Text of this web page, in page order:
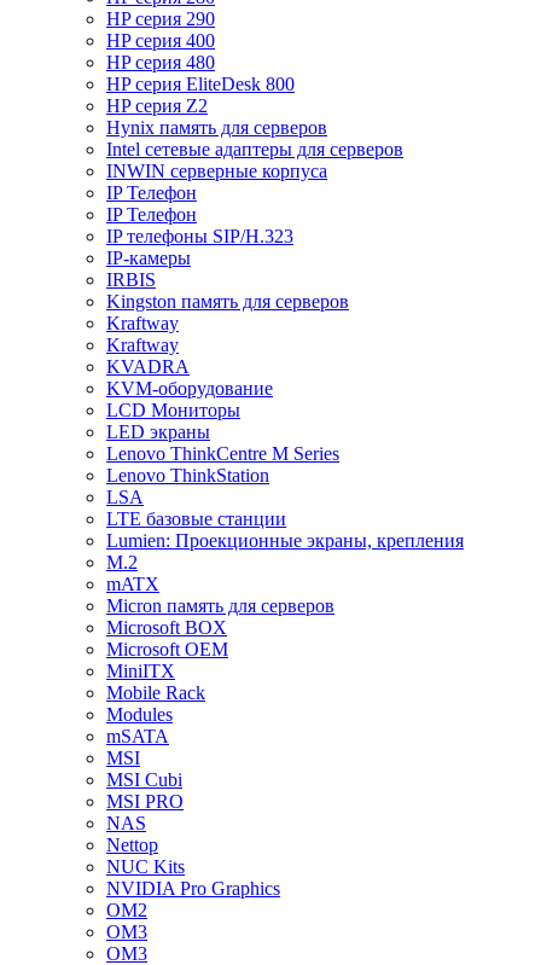
HP серия 290
HP серия 400
HP серия 480
HP серия EliteDesk 800
HP серия Z2
Hynix память для серверов
Intel сетевые адаптеры для серверов
INWIN серверные корпуса
IP Телефон
IP Телефон
IP телефоны SIP/H.323
IP-камеры
IRBIS
Kingston память для серверов
Kraftway
Kraftway
KVADRA
KVM-оборудование
LCD Мониторы
LED экраны
Lenovo ThinkCentre M Series
Lenovo ThinkStation
LSA
LTE базовые станции
Lumien: Проекционные экраны, крепления
M.2
mATX
Micron память для серверов
Microsoft BOX
Microsoft OEM
MiniITX
Mobile Rack
Modules
mSATA
MSI
MSI Cubi
MSI PRO
NAS
Nettop
NUC Kits
NVIDIA Pro Graphics
OM2
OM3
OM3